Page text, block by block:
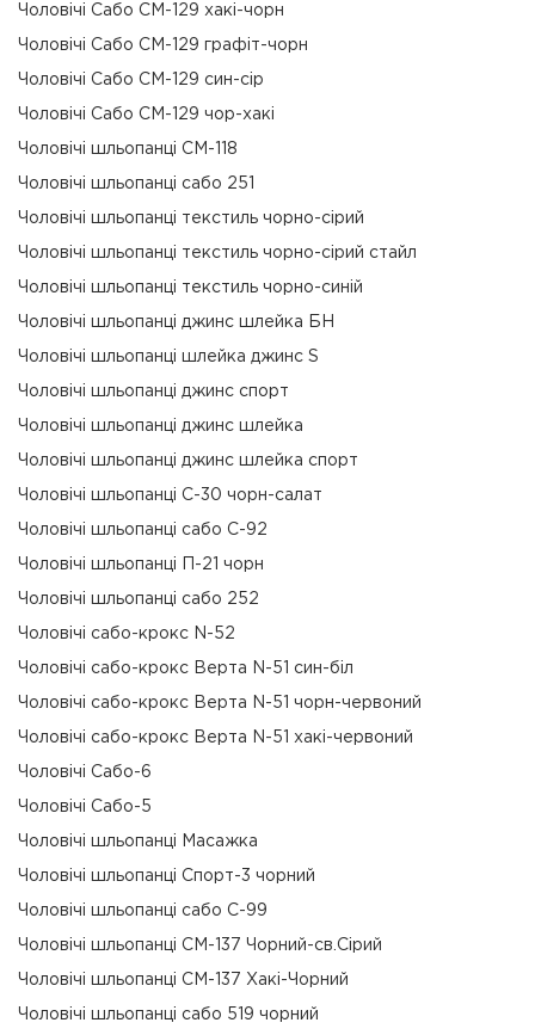
Чоловічі Сабо СМ-129 хакі-чорн
Чоловічі Сабо СМ-129 графіт-чорн
Чоловічі Сабо СМ-129 син-сір
Чоловічі Сабо СМ-129 чор-хакі
Чоловічі шльопанці СМ-118
Чоловічі шльопанці сабо 251
Чоловічі шльопанці текстиль чорно-сірий
Чоловічі шльопанці текстиль чорно-сірий стайл
Чоловічі шльопанці текстиль чорно-синій
Чоловічі шльопанці джинс шлейка БН
Чоловічі шльопанці шлейка джинс S
Чоловічі шльопанці джинс спорт
Чоловічі шльопанці джинс шлейка
Чоловічі шльопанці джинс шлейка спорт
Чоловічі шльопанці С-30 чорн-салат
Чоловічі шльопанці сабо С-92
Чоловічі шльопанці П-21 чорн
Чоловічі шльопанці сабо 252
Чоловічі сабо-крокс N-52
Чоловічі сабо-крокс Верта N-51 син-біл
Чоловічі сабо-крокс Верта N-51 чорн-червоний
Чоловічі сабо-крокс Верта N-51 хакі-червоний
Чоловічі Сабо-6
Чоловічі Сабо-5
Чоловічі шльопанці Масажка
Чоловічі шльопанці Спорт-3 чорний
Чоловічі шльопанці сабо С-99
Чоловічі шльопанці СМ-137 Чорний-св.Сірий
Чоловічі шльопанці СМ-137 Хакі-Чорний
Чоловічі шльопанці сабо 519 чорний